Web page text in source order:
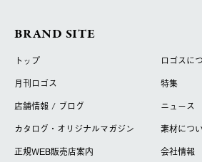
BRAND SITE
トップ
ロゴスに
月刊ロゴス
特集
店舗情報 / ブログ
ニュース
カタログ・オリジナルマガジン
素材につ
正規WEB販売店案内
会社情報